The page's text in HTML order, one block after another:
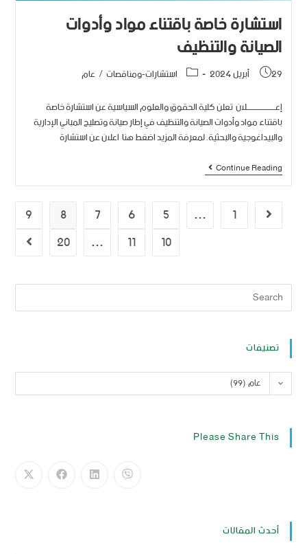
استشارة خاصة باقتناء مواد وأدوات
الصيانة والتنظيف
29 أبريل 2024 استشارات-ومناقصات/عام
إعـــــــــــــــــــــلان تعلن كلية الحقوق والعلوم السياسية عن استشارة خاصة
باقتناء مواد وأدوات الصيانة والتنظيف في إطار صيانة وتصليح المباني الإدارية
والبيداغوجية والبحثية. لمعرفة المزيد اضغط هنا اعلان عن استشارة
Continue Reading
1
…
5
6
7
8
9
10
11
…
20
تصنيفات
عام (99)
Please Share This
أحدث المقالات